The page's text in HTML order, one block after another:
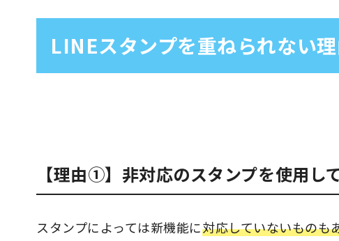
LINEスタンプを重ねられない
【理由①】非対応のスタンプを使用し
スタンプによっては新機能に対応していないものも